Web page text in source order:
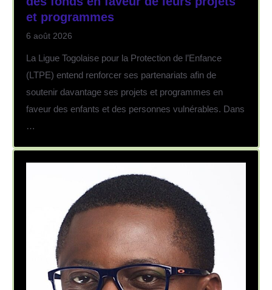
et programmes
6 août 2026
La Ligue Togolaise pour la Protection de l’Enfance
(LTPE) entend renforcer ses partenariats afin de
soutenir davantage ses projets et programmes en
faveur des enfants et des personnes vulnérables. Dans
…